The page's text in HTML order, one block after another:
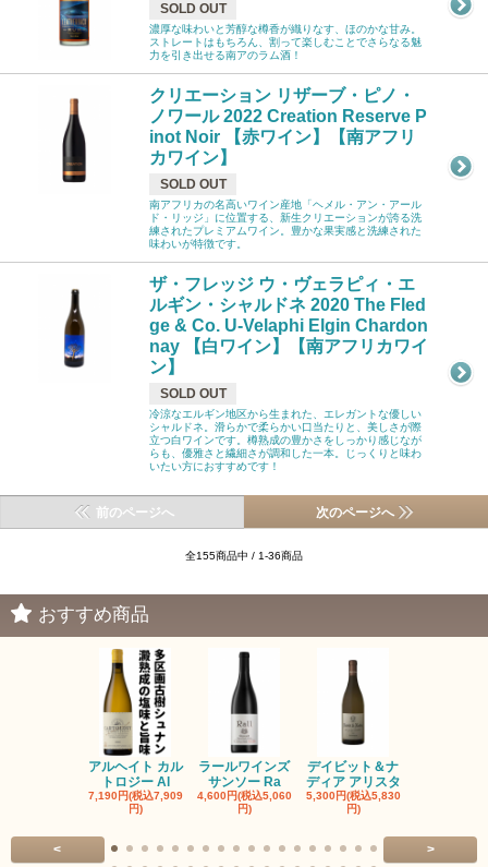
SOLD OUT
濃厚な味わいと芳醇な樽香が織りなす、ほのかな甘み。
ストレートはもちろん、割って楽しむことでさらなる魅
力を引き出せる南アのラム酒！
クリエーション リザーブ・ピノ・
ノワール 2022 Creation Reserve P
inot Noir 【赤ワイン】【南アフリ
カワイン】
SOLD OUT
南アフリカの名高いワイン産地「ヘメル・アン・アール
ド・リッジ」に位置する、新生クリエーションが誇る洗
練されたプレミアムワイン。豊かな果実感と洗練された
味わいが特徴です。
ザ・フレッジ ウ・ヴェラピィ・エ
ルギン・シャルドネ 2020 The Fled
ge & Co. U-Velaphi Elgin Chardon
nay 【白ワイン】【南アフリカワイ
ン】
SOLD OUT
冷涼なエルギン地区から生まれた、エレガントな優しい
シャルドネ。滑らかで柔らかい口当たりと、美しさが際
立つ白ワインです。樽熟成の豊かさをしっかり感じなが
らも、優雅さと繊細さが調和した一本。じっくりと味わ
いたい方におすすめです！
前のページへ 次のページへ
全155商品中 / 1-36商品
おすすめ商品
アルヘイト カル
トロジー Al
7,190円(税込7,909
円)
ラールワインズ
サンソー Ra
4,600円(税込5,060
円)
デイビット＆ナ
ディア アリスタ
5,300円(税込5,830
円)
< >